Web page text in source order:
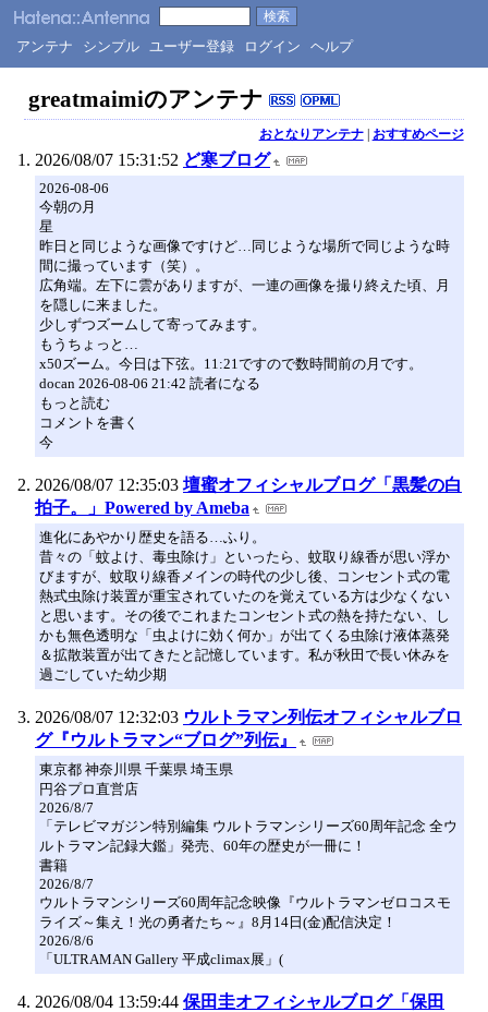
アンテナ シンプル ユーザー登録 ログイン ヘルプ
greatmaimiのアンテナ
おとなりアンテナ| おすすめページ
2026/08/07 15:31:52 ど寒ブログ
2026-08-06
今朝の月
星
昨日と同じような画像ですけど…同じような場所で同じような時
間に撮っています（笑）。
広角端。左下に雲がありますが、一連の画像を撮り終えた頃、月
を隠しに来ました。
少しずつズームして寄ってみます。
もうちょっと…
x50ズーム。今日は下弦。11:21ですので数時間前の月です。
docan 2026-08-06 21:42 読者になる
もっと読む
コメントを書く
今
2026/08/07 12:35:03 壇蜜オフィシャルブログ「黒髪の白
拍子。」Powered by Ameba
進化にあやかり歴史を語る…ふり。
昔々の「蚊よけ、毒虫除け」といったら、蚊取り線香が思い浮か
びますが、蚊取り線香メインの時代の少し後、コンセント式の電
熱式虫除け装置が重宝されていたのを覚えている方は少なくない
と思います。その後でこれまたコンセント式の熱を持たない、し
かも無色透明な「虫よけに効く何か」が出てくる虫除け液体蒸発
＆拡散装置が出てきたと記憶しています。私が秋田で長い休みを
過ごしていた幼少期
2026/08/07 12:32:03 ウルトラマン列伝オフィシャルブロ
グ『ウルトラマン“ブログ”列伝』
東京都 神奈川県 千葉県 埼玉県
円谷プロ直営店
2026/8/7
「テレビマガジン特別編集 ウルトラマンシリーズ60周年記念 全ウ
ルトラマン記録大鑑」発売、60年の歴史が一冊に！
書籍
2026/8/7
ウルトラマンシリーズ60周年記念映像『ウルトラマンゼロコスモ
ライズ～集え！光の勇者たち～』8月14日(金)配信決定！
2026/8/6
「ULTRAMAN Gallery 平成climax展」(
2026/08/04 13:59:44 保田圭オフィシャルブログ「保田